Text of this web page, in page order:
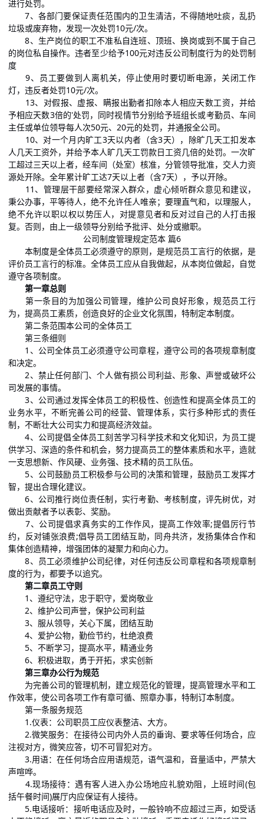
进行处罚。
7、各部门要保证责任范围内的卫生清洁，不得随地吐痰，乱扔
垃圾或废弃物，发现一次处罚10元/次。
8、生产岗位的职工不准私自连班、顶班、换岗或到不属于自己
的岗位私自操作。违者至少给予100元对违反公司制度行为的处罚制
度
9、员工要做到人离机关，停止使用时要切断电源，关闭工作
灯，违反者处罚10元/次。
13、对假报、虚报、瞒报出勤者扣除本人相应天数工资，并给
予相应天数3倍的'处罚，同时视情节分别给予班组长或考勤员、车间
主任或单位领导每人次50元、20元的处罚，并通报全公司。
10、对一个月内旷工3天以内者（含3天），除旷几天工扣发本
人几天工资外，并给予本人旷几天工罚款日工资几倍的处罚。一次旷
工超过三天以上者，经车间（处室）核准，分管领导批准，交人力资
源处开除。全年累计旷工达7天以上者（含7天），予以开除。
11、管理层干部要经常深入群众，虚心倾听群众意见和建议，
秉公办事，平等待人，绝不允许任人唯亲；要理直气和，以理服人，
绝不允许以职以权以势压人，对提意见者和反对过自己的人打击报
复。否则，由上一级领导分别给予批评、处分或撤职。
公司制度管理规定范本 篇6
本制度是全体员工必须遵守的原则，是规范员工言行的依据，是
评价员工言行的标准。全体员工应从自我做起，从本岗位做起，自觉
遵守各项制度。
第一章总则
第一条目的为加强公司管理，维护公司良好形象，规范员工行
为，提高员工素质，创造良好的企业文化氛围，特制定本制度。
第二条范围本公司的全体员工
第三条细则
1、公司全体员工必须遵守公司章程，遵守公司的各项规章制度
和决定。
2、禁止任何部门、个人做有损公司利益、形象、声誉或破坏公
司发展的事情。
3、公司通过发挥全体员工的积极性、创造性和提高全体员工的
业务水平，不断完善公司的经营、管理体系，实行多种形式的责任
制，不断壮大公司实力和提高经济效益。
4、公司提倡全体员工刻苦学习科学技术和文化知识，为员工提
供学习、深造的条件和机会，努力提高员工的整体素质和水平，造就
一支思想新、作风硬、业务强、技术精的员工队伍。
5、公司鼓励员工积极参与公司的决策和管理，鼓励员工发挥才
智，提出合理化建议。
6、公司推行岗位责任制，实行考勤、考核制度，评先树优，对
做出贡献者予以表彰、奖励。
7、公司提倡求真务实的工作作风，提高工作效率;提倡厉行节
约，反对铺张浪费;倡导员工团结互助，同舟共济，发扬集体合作和
集体创造精神，增强团体的凝聚力和向心力。
8、员工必须维护公司纪律，对任何违反公司章程和各项规章制
度的行为，都要予以追究。
第二章员工守则
1、遵纪守法，忠于职守，爱岗敬业
2、维护公司声誉，保护公司利益
3、服从领导，关心下属，团结互助
4、爱护公物，勤俭节约，杜绝浪费
5、不断学习，提高水平，精通业务
6、积极进取，勇于开拓，求实创新
第三章办公行为规范
为完善公司的管理机制，建立规范化的管理，提高管理水平和工
作效率，使公司各项工作有章可循、照章办事，特制订本制度。
第一条服务规范
1.仪表：公司职员工应仪表整洁、大方。
2.微笑服务：在接待公司内外人员的垂询、要求等任何场合，应
注视对方，微笑应答，切不可冒犯对方。
3.用语：在任何场合应用语规范，语气温和，音量适中，严禁大
声喧哗。
4.现场接待：遇有客人进入办公场地应礼貌劝阻，上班时间(包
括午餐时间)展厅内应保证有人接待。
5.电话接听：接听电话应及时，一般铃响不应超过三声，如受话